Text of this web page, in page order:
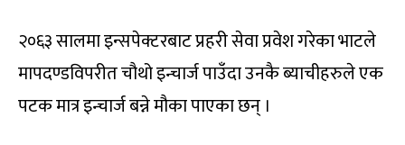
२०६३ सालमा इन्सपेक्टरबाट प्रहरी सेवा प्रवेश गरेका भाटले
मापदण्डविपरीत चौथो इन्चार्ज पाउँदा उनकै ब्याचीहरुले एक
पटक मात्र इन्चार्ज बन्ने मौका पाएका छन् ।